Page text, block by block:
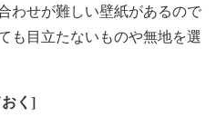
わせが難しい壁紙があるので
も目立たないものや無地を選
く]